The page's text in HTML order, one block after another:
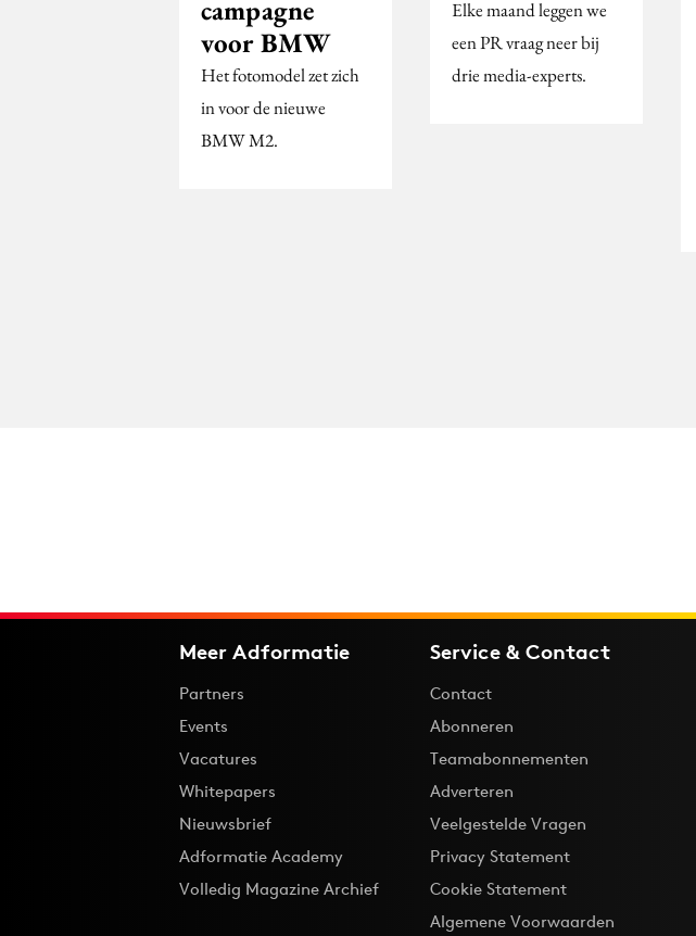
campagne
voor BMW
Het fotomodel zet zich
in voor de nieuwe
BMW M2.
Elke maand leggen we
een PR vraag neer bij
drie media-experts.
Meer Adformatie
Partners
Events
Vacatures
Whitepapers
Nieuwsbrief
Adformatie Academy
Volledig Magazine Archief
Service & Contact
Contact
Abonneren
Teamabonnementen
Adverteren
Veelgestelde Vragen
Privacy Statement
Cookie Statement
Algemene Voorwaarden